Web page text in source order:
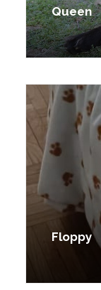
Queen
Floppy